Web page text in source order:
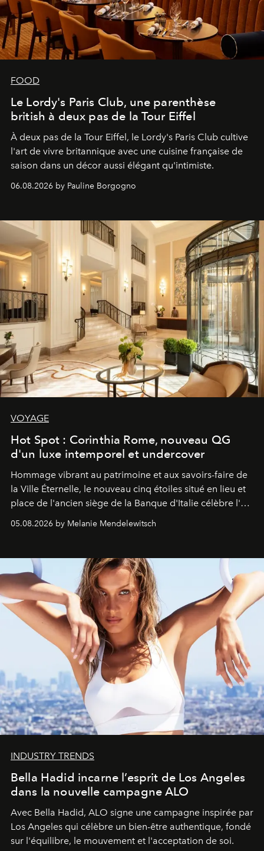
FOOD
Le Lordy's Paris Club, une parenthèse
british à deux pas de la Tour Eiffel
À deux pas de la Tour Eiffel, le Lordy's Paris Club cultive
l'art de vivre britannique avec une cuisine française de
saison dans un décor aussi élégant qu'intimiste.
06.08.2026 by Pauline Borgogno
VOYAGE
Hot Spot : Corinthia Rome, nouveau QG
d'un luxe intemporel et undercover
Hommage vibrant au patrimoine et aux savoirs-faire de
la Ville Éternelle, le nouveau cinq étoiles situé en lieu et
place de l'ancien siège de la Banque d'Italie célèbre l'art
de vivre Romain dans toute son élégance intemporelle.
05.08.2026 by Melanie Mendelewitsch
INDUSTRY TRENDS
Bella Hadid incarne l’esprit de Los Angeles
dans la nouvelle campagne ALO
Avec Bella Hadid, ALO signe une campagne inspirée par
Los Angeles qui célèbre un bien-être authentique, fondé
sur l'équilibre, le mouvement et l'acceptation de soi.